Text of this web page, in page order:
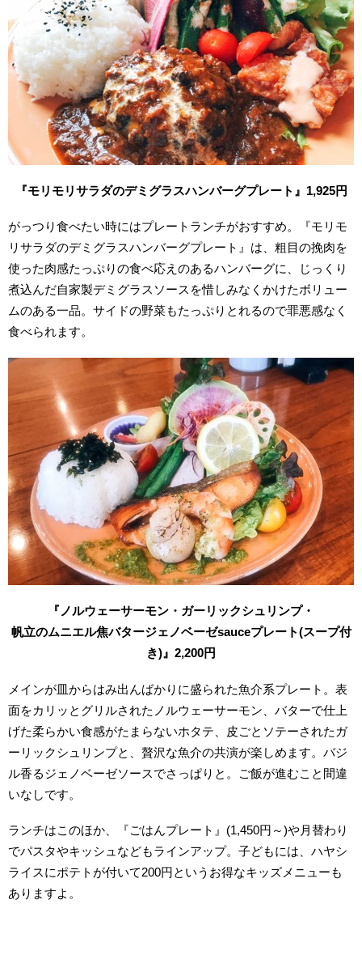
『モリモリサラダのデミグラスハンバーグプレート』1,925円
がっつり食べたい時にはプレートランチがおすすめ。『モリモ
リサラダのデミグラスハンバーグプレート』は、粗目の挽肉を
使った肉感たっぷりの食べ応えのあるハンバーグに、じっくり
煮込んだ自家製デミグラスソースを惜しみなくかけたボリュー
ムのある一品。サイドの野菜もたっぷりとれるので罪悪感なく
食べられます。
『ノルウェーサーモン・ガーリックシュリンプ・
帆立のムニエル焦バタージェノベーゼsauceプレート(スープ付
き)』2,200円
メインが皿からはみ出んばかりに盛られた魚介系プレート。表
面をカリッとグリルされたノルウェーサーモン、バターで仕上
げた柔らかい食感がたまらないホタテ、皮ごとソテーされたガ
ーリックシュリンプと、贅沢な魚介の共演が楽しめます。バジ
ル香るジェノベーゼソースでさっぱりと。ご飯が進むこと間違
いなしです。
ランチはこのほか、『ごはんプレート』(1,450円～)や月替わり
でパスタやキッシュなどもラインアップ。子どもには、ハヤシ
ライスにポテトが付いて200円というお得なキッズメニューも
ありますよ。